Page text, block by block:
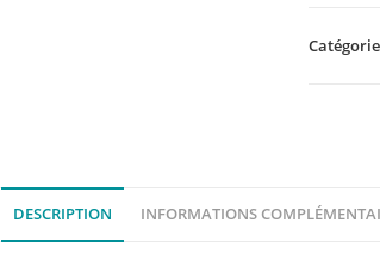
BRODER
DESCRIPTION INFORMATIONS